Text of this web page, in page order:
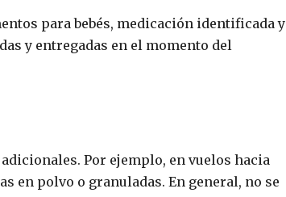
para bebés, medicación identificada y
y entregadas en el momento del
Por ejemplo, en vuelos hacia
en polvo o granuladas. En general, no se